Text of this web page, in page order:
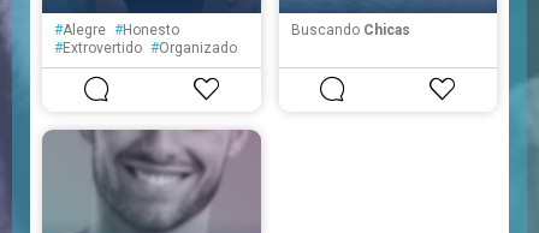
#Alegre #Honesto
#Extrovertido #Organizado
#Tenaz #Seguro #Educado
Buscando Chicas